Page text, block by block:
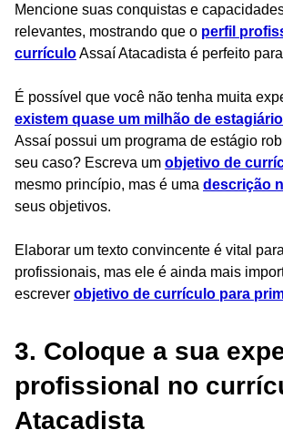
Mencione suas conquistas e
relevantes, mostrando que o perfil
currículoAssaí Atacadista é perfeito
É possível que você não tenha muita
existem quase um milhão de
Assaí possui um programa de estágio
seu caso? Escreva um objetivo de
mesmo princípio, mas é uma descrição
seus objetivos.
Elaborar um texto convincente é vital
profissionais, mas ele é ainda mais
escrever objetivo de currículo para
3. Coloque a sua
profissional no
Atacadista